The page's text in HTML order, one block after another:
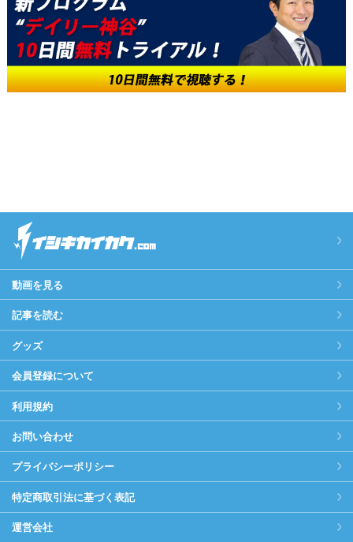
動画を見る
記事を読む
グッズ
会員登録について
利用規約
お問い合わせ
プライバシーポリシー
特定商取引法に基づく表記
運営会社